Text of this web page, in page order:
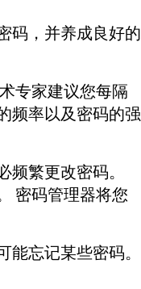
码，并养成良好的
专家建议您每隔
频率以及密码的强
繁更改密码。
密码管理器将您
忘记某些密码。